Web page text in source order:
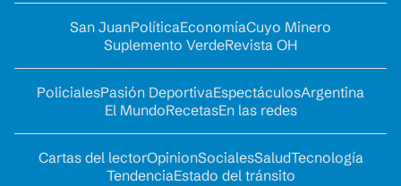
San JuanPolíticaEconomíaCuyo Minero
Suplemento VerdeRevista OH
PolicialesPasión DeportivaEspectáculosArgentina
El MundoRecetasEn las redes
Cartas del lectorOpinionSocialesSaludTecnología
TendenciaEstado del tránsito